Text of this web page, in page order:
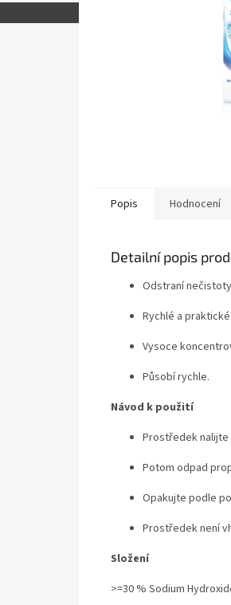
Popis Hodnocení
Detailní popis
Odstraní
Rychlé a
Vysoce
Působí rychle.
Návod k použití
Prostředek
Potom odpad
Opakujte podle
Prostředek není
Složení
>=30 % Sodium